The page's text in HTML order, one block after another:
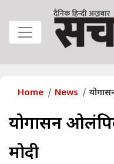
Home News
योगासन
मोदी